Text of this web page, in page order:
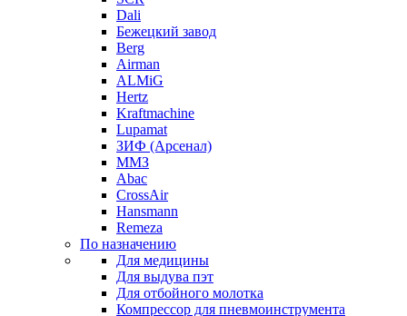
Dali
Бежецкий завод
Berg
Airman
ALMiG
Hertz
Kraftmachine
Lupamat
ЗИФ (Арсенал)
ММЗ
Abac
CrossAir
Hansmann
Remeza
По назначению
Для медицины
Для выдува пэт
Для отбойного молотка
Компрессор для пневмоинструмента